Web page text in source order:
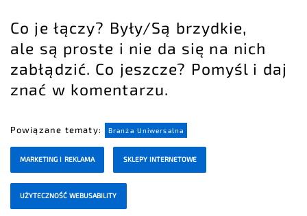
Co je łączy? Były/Są brzydkie,
ale są proste i nie da się na nich
zabłądzić. Co jeszcze? Pomyśl i daj
znać w komentarzu.
Powiązane tematy: Branża Uniwersalna
MARKETING I REKLAMA SKLEPY INTERNETOWE
UŻYTECZNOŚĆ WEBUSABILITY